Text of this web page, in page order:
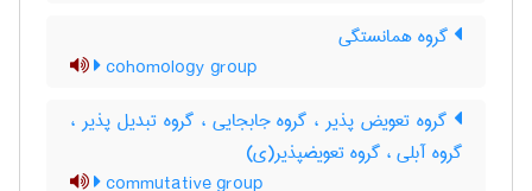
گروه همانستگی
cohomology group
گروه تعویض پذیر ، گروه جابجایی ، گروه تبدیل پذیر ،
گروه آبلی ، گروه تعویضپذیر(ی)
commutative group